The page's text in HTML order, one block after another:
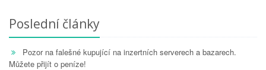
Poslední články
Pozor na falešné kupující na inzertních serverech a bazarech.
Můžete přijít o peníze!